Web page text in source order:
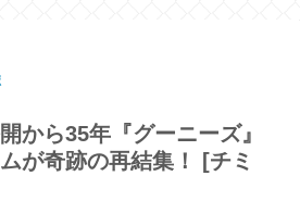
から35年『グーニーズ』
が奇跡の再結集！ [チミ